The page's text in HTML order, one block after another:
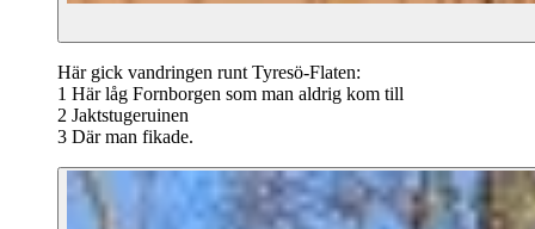
Här gick vandringen runt Tyresö-Flaten:
1 Här låg Fornborgen som man aldrig kom till
2 Jaktstugeruinen
3 Där man fikade.